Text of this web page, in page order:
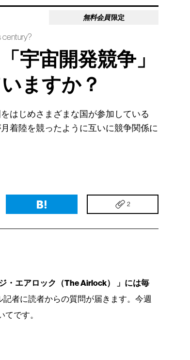
無料会員 限定
century?
宇宙開発競争」
ますか？
はじめさまざまな国が参加している
着陸を競ったように互いに競争関係に
2
・エアロック（The Airlock） 」には毎
者に読者からの質問が届きます。今週
です。